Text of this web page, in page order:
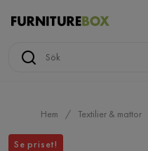
Hem Textilier & mattor
Se priset!